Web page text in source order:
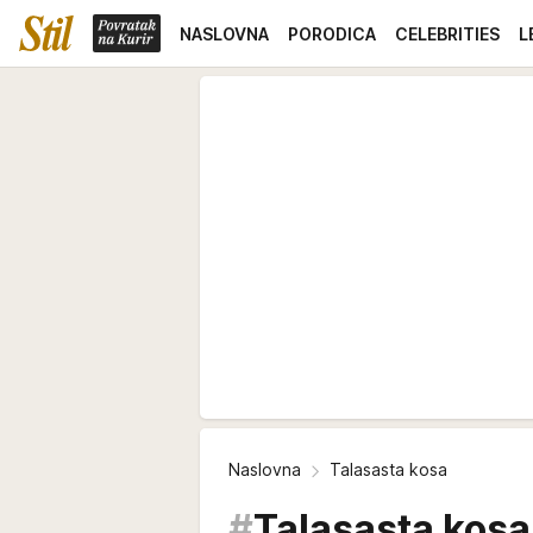
NASLOVNA PORODICA CELEBRITIES
Naslovna Talasasta kosa